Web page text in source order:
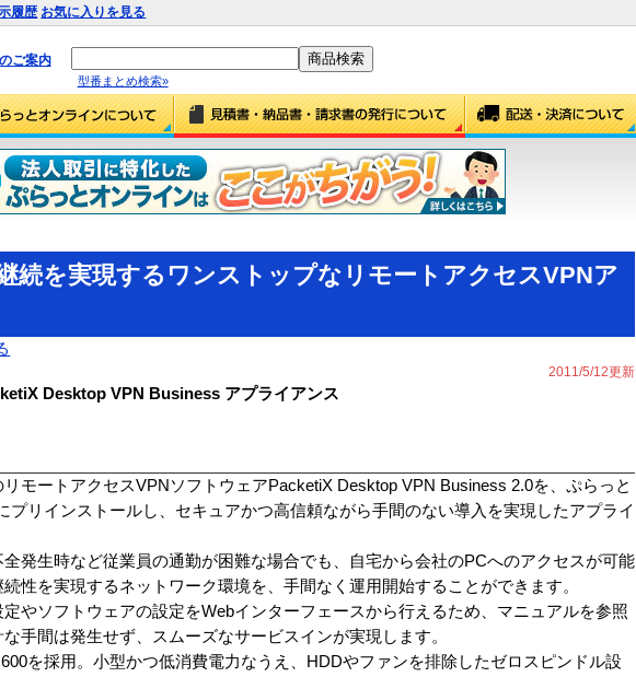
履歴 お気に入りを見る
ご案内
型番まとめ検索»
続を実現するワンストップなリモートアクセスVPNア
2011/5/12更新
Desktop VPN Business アプライアンス
モートアクセスVPNソフトウェアPacketiX Desktop VPN Business 2.0を、ぷらっと
プリインストールし、セキュアかつ高信頼ながら手間のない導入を実現したアプライ
発生時など従業員の通勤が困難な場合でも、自宅から会社のPCへのアクセスが可能
性を実現するネットワーク環境を、手間なく運用開始することができます。
やソフトウェアの設定をWebインターフェースから行えるため、マニュアルを参照
手間は発生せず、スムーズなサービスインが実現します。
を採用。小型かつ低消費電力なうえ、HDDやファンを排除したゼロスピンドル設